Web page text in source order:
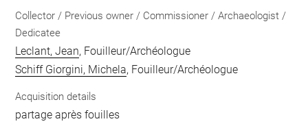
Collector / Previous owner / Commissioner / Archaeologist /
Dedicatee
Leclant, Jean, Fouilleur/Archéologue
Schiff Giorgini, Michela, Fouilleur/Archéologue
Acquisition details
partage après fouilles